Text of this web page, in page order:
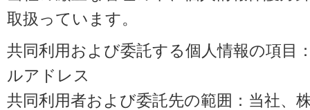
取扱っています。
共同利用および委託する個人情報の項目
ルアドレス
共同利用者および委託先の範囲：当社、